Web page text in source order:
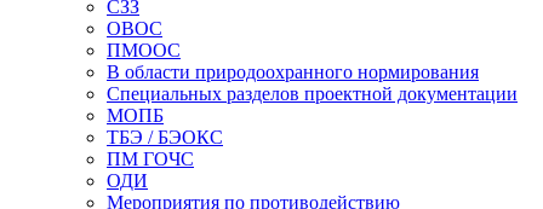
СЗЗ
ОВОС
ПМООС
В области природоохранного нормирования
Специальных разделов проектной документации
МОПБ
ТБЭ / БЭОКС
ПМ ГОЧС
ОДИ
Мероприятия по противодействию